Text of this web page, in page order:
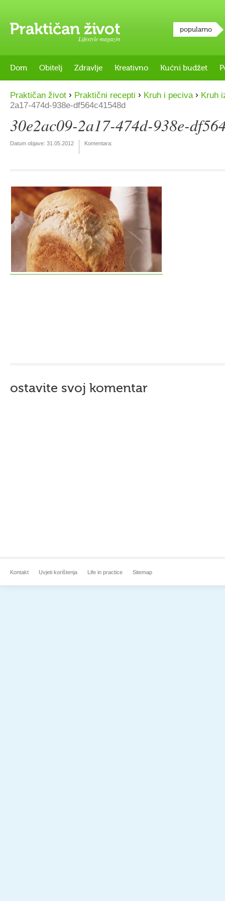
Lifestyle magazin
popularno
Dom Obitelj Zdravlje Kreativno Kućni budžet
Praktičan život › Praktični recepti › Kruh i peciva › Kruh
2a17-474d-938e-df564c41548d
30e2ac09-2a17-474d-938e-
Datum objave: 31.05.2012 Komentara:
ostavite svoj komentar
Kontakt Uvjeti korištenja Life in practice Sitemap